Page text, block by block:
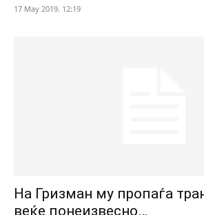
17 May 2019. 12:19
На Гризман му пропаѓа
веќе понеизвесно…